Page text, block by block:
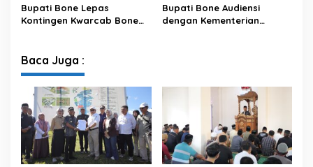
XIV/Hasanuddin Sambut HUT ke-81 RI
Bupati Bone Lepas
Kontingen Kwarcab Bone
Bupati Bone Audiensi
dengan Kementerian
Baca Juga :